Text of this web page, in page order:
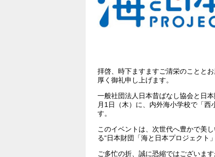
拝啓、時下ますますご清栄のことと
厚く御礼申し上げます。
一般社団法人日本昔ばなし協会と日
月1日（木）に、内外海小学校で「西
す。
このイベントは、次世代へ豊かで美
る“日本財団「海と日本プロジェクト
ご多忙の折、誠に恐縮ではございま